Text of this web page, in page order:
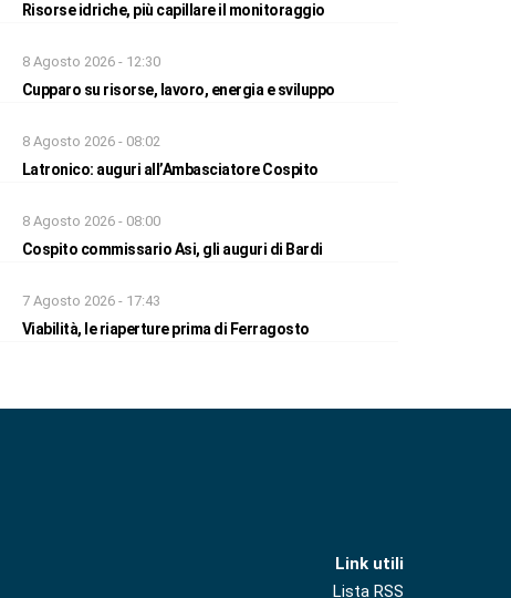
Risorse idriche, più capillare il monitoraggio
8 Agosto 2026 - 12:30
Cupparo su risorse, lavoro, energia e sviluppo
8 Agosto 2026 - 08:02
Latronico: auguri all’Ambasciatore Cospito
8 Agosto 2026 - 08:00
Cospito commissario Asi, gli auguri di Bardi
7 Agosto 2026 - 17:43
Viabilità, le riaperture prima di Ferragosto
Link utili
Lista RSS